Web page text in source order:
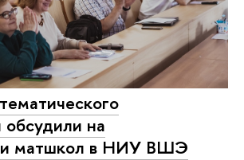
обсудили на
матшкол в НИУ ВШЭ